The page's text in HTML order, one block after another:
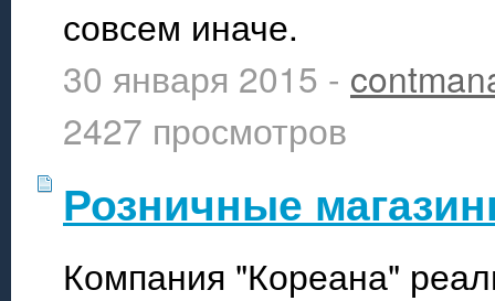
совсем иначе.
30 января 2015 -
2427 просмотров
Розничные
Компания "Кореана"